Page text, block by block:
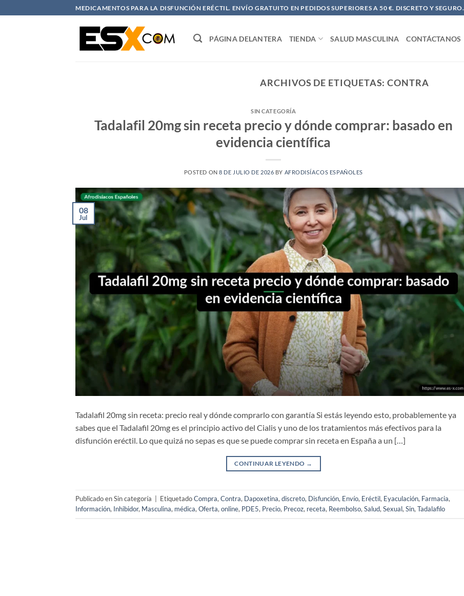
al
MEDICAMENTOS PARA LA DISFUNCIÓN ERÉCTIL. ENVÍO GRATUITO EN PEDIDOS SUPERIORES A 50 €. DISCRETO Y SEGURO.
PÁGINA DELANTERA TIENDA SALUD MASCULINA CONTÁCTANOS
ARCHIVOS DE ETIQUETAS:CONTRA
SIN CATEGORÍA
Tadalafil 20mg sin receta precio y dónde comprar: basado en
evidencia científica
POSTED ON8 DE JULIO DE 2026 BY AFRODISÍACOS ESPAÑOLES
08
Jul
Tadalafil 20mg sin receta: precio real y dónde comprarlo con garantía Si estás leyendo esto, probablemente ya
sabes que el Tadalafil 20mg es el principio activo del Cialis y uno de los tratamientos más efectivos para la
disfunción eréctil. Lo que quizá no sepas es que se puede comprar sin receta en España a un […]
CONTINUAR LEYENDO →
Publicado en Sin categoría EtiquetadoCompra, Contra, Dapoxetina, discreto, Disfunción, Envío, Eréctil, Eyaculación, Farmacia,
Información, Inhibidor, Masculina, médica, Oferta, online, PDE5, Precio, Precoz, receta, Reembolso, Salud, Sexual, Sin, Tadalafilo